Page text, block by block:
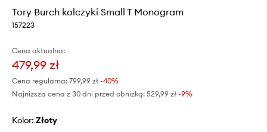
Tory Burch kolczyki Small T Monogram
157223
Cena aktualna:
479,99 zł
Cena regularna: 799,99 zł -40%
Najniższa cena z 30 dni przed obniżką: 529,99 zł -9%
Kolor: złoty